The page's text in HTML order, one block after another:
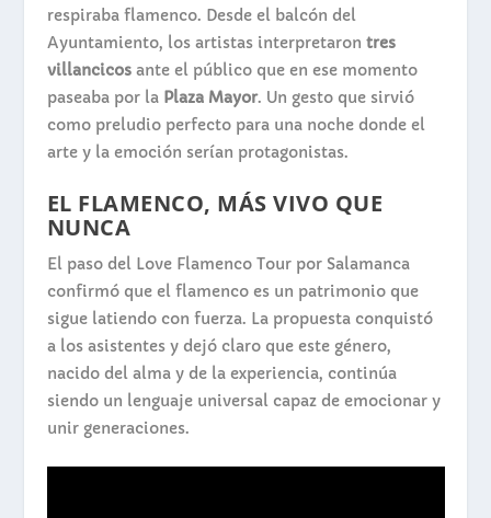
respiraba flamenco. Desde el balcón del
Ayuntamiento, los artistas interpretaron tres
villancicosante el público que en ese momento
paseaba por la Plaza Mayor. Un gesto que sirvió
como preludio perfecto para una noche donde el
arte y la emoción serían protagonistas.
EL FLAMENCO, MÁS VIVO QUE
NUNCA
El paso del Love Flamenco Tour por Salamanca
confirmó que el flamenco es un patrimonio que
sigue latiendo con fuerza. La propuesta conquistó
a los asistentes y dejó claro que este género,
nacido del alma y de la experiencia, continúa
siendo un lenguaje universal capaz de emocionar y
unir generaciones.